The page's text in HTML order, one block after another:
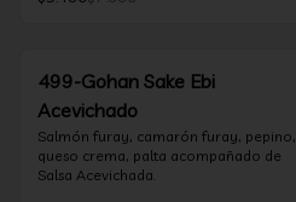
499-Gohan Sake Ebi
Acevichado
Salmón furay, camarón furay, pepino,
queso crema, palta acompañado de
Salsa Acevichada.